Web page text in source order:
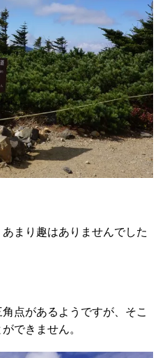
まり趣はありませんでした
点があるようですが、そこ
できません。